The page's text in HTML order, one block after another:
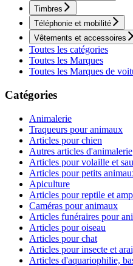
Timbres
Téléphonie et mobilité
Vêtements et accessoires
Toutes les catégories
Toutes les Marques
Toutes les Marques de
Catégories
Animalerie
Traqueurs pour animaux
Articles pour chien
Autres articles d'animalerie
Articles pour volaille et
Articles pour petits
Apiculture
Articles pour reptile et
Caméras pour animaux
Articles funéraires pour
Articles pour oiseau
Articles pour chat
Articles pour insecte et
Articles d'aquariophilie,